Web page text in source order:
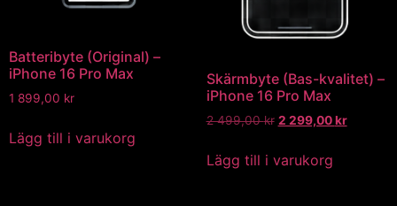
Batteribyte (Original) –
iPhone 16 Pro Max
1 899,00 kr
Lägg till i varukorg
Skärmbyte (Bas-kvalitet) –
iPhone 16 Pro Max
2 499,00kr 2 299,00kr
Lägg till i varukorg